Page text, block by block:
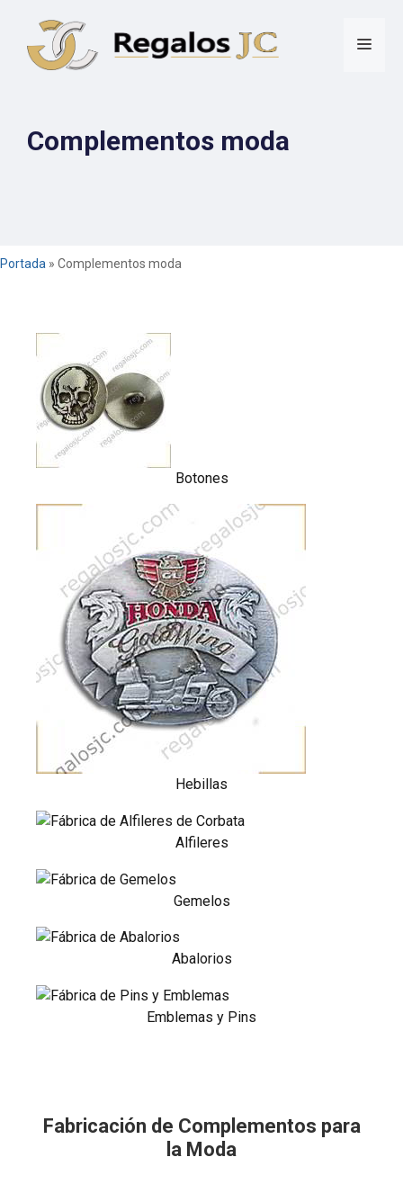
contenido
Complementos moda
Portada » Complementos moda
Botones
Hebillas
Alfileres
Gemelos
Abalorios
Emblemas y Pins
Fabricación de Complementos para
la Moda